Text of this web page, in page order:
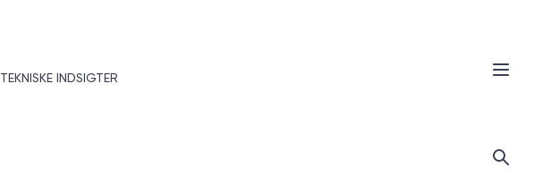
TEKNISKE INDSIGTER